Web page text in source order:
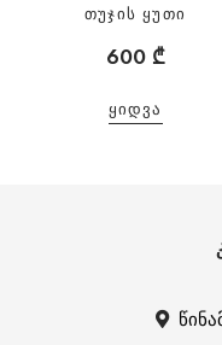
თუჯის ყუთი
600 ₾
ᲧᲘᲓᲕᲐ